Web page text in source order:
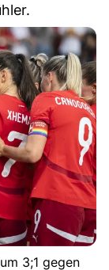
3;1 gegen